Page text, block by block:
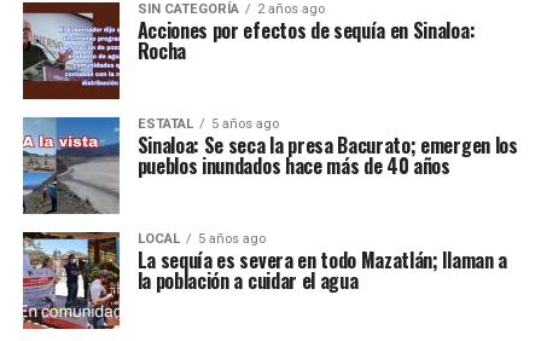
SIN CATEGORÍA 2 años ago
Acciones por efectos de sequía en Sinaloa:
Rocha
ESTATAL 5 años ago
Sinaloa: Se seca la presa Bacurato; emergen los
pueblos inundados hace más de 40 años
LOCAL 5 años ago
La sequía es severa en todo Mazatlán; llaman a
la población a cuidar el agua